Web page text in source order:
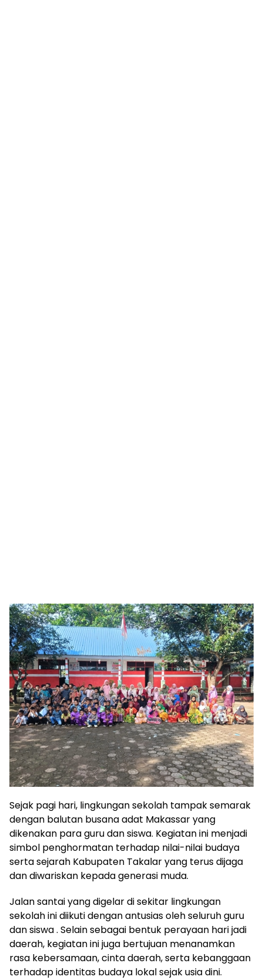
Sejak pagi hari, lingkungan sekolah tampak semarak
dengan balutan busana adat Makassar yang
dikenakan para guru dan siswa. Kegiatan ini menjadi
simbol penghormatan terhadap nilai-nilai budaya
serta sejarah Kabupaten Takalar yang terus dijaga
dan diwariskan kepada generasi muda.
Jalan santai yang digelar di sekitar lingkungan
sekolah ini diikuti dengan antusias oleh seluruh guru
dan siswa . Selain sebagai bentuk perayaan hari jadi
daerah, kegiatan ini juga bertujuan menanamkan
rasa kebersamaan, cinta daerah, serta kebanggaan
terhadap identitas budaya lokal sejak usia dini.